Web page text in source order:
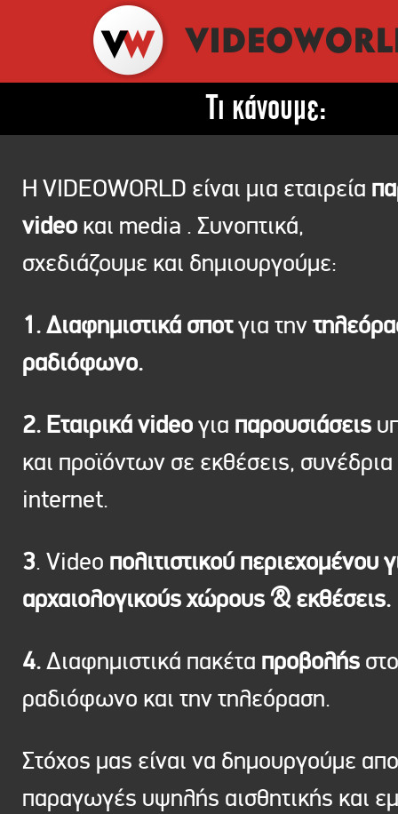
Τι κάνουμε:
Η VIDEOWORLD είναι μια εταιρεία
video και media . Συνοπτικά,
σχεδιάζουμε και δημιουργούμε:
1. Διαφημιστικά σποτγια την
ραδιόφωνο.
2. Εταιρικά videoγια παρουσιάσεις
και προϊόντων σε εκθέσεις, συνέδρια
internet.
3. Video πολιτιστικού περιεχομένου
αρχαιολογικούς χώρους & εκθέσεις.
4.Διαφημιστικά πακέτα προβολής στο
ραδιόφωνο και την τηλεόραση.
Στόχος μας είναι να δημουργούμε
παραγωγές υψηλής αισθητικής και